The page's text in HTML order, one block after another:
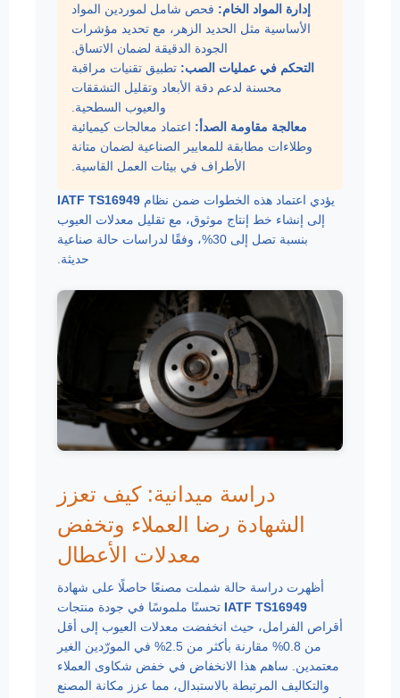
إدارة المواد الخام: فحص شامل لموردين المواد
الأساسية مثل الحديد الزهر، مع تحديد مؤشرات
الجودة الدقيقة لضمان الاتساق.
التحكم في عمليات الصب: تطبيق تقنيات مراقبة
محسنة لدعم دقة الأبعاد وتقليل التشققات
والعيوب السطحية.
معالجة مقاومة الصدأ: اعتماد معالجات كيميائية
وطلاءات مطابقة للمعايير الصناعية لضمان متانة
الأطراف في بيئات العمل القاسية.
يؤدي اعتماد هذه الخطوات ضمن نظام IATF TS16949
إلى إنشاء خط إنتاج موثوق، مع تقليل معدلات العيوب
بنسبة تصل إلى 30%، وفقًا لدراسات حالة صناعية
حديثة.
دراسة ميدانية: كيف تعزز
الشهادة رضا العملاء وتخفض
معدلات الأعطال
أظهرت دراسة حالة شملت مصنعًا حاصلًا على شهادة
IATF TS16949 تحسنًا ملموسًا في جودة منتجات
أقراص الفرامل، حيث انخفضت معدلات العيوب إلى أقل
من 0.8% مقارنة بأكثر من 2.5% في المورّدين الغير
معتمدين. ساهم هذا الانخفاض في خفض شكاوى العملاء
والتكاليف المرتبطة بالاستبدال، مما عزز مكانة المصنع